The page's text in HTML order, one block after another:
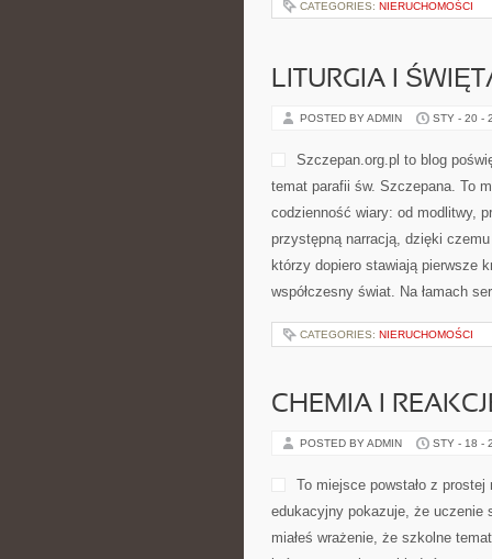
ideą, […]
FOTOGRAFIA I
POSTED BY ADMIN STY - 21 -
Śpiewających Skrzypiec opiera
LITURGIA I